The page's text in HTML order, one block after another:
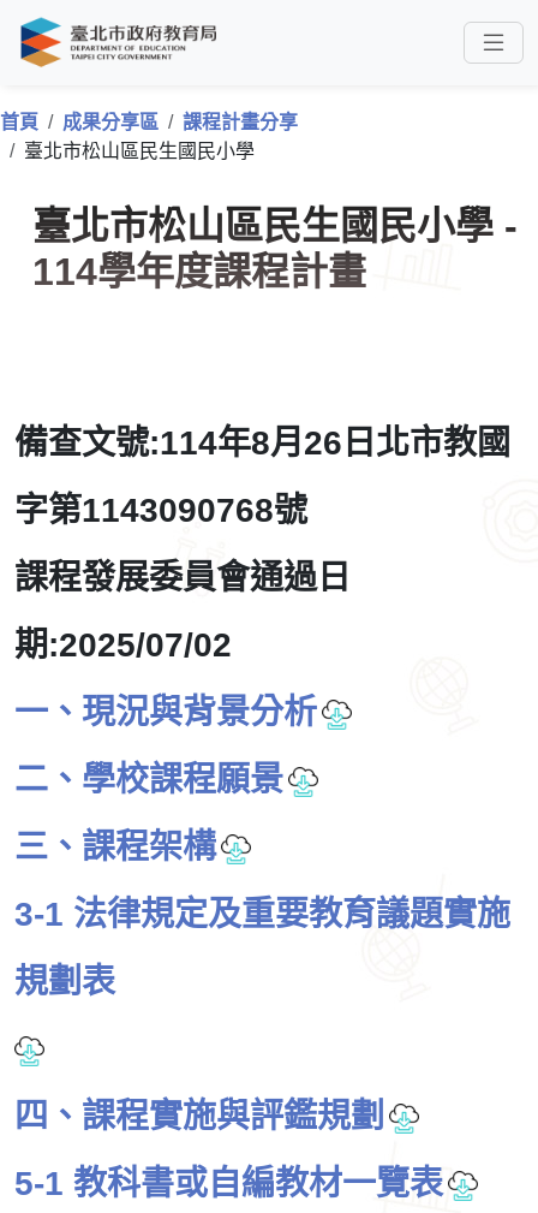
首頁 成果分享區
課程計畫分享
臺北市松山區民生國民小學
臺北市松山區民生國民小學 -
114學年度課程計畫
備查文號:114年8月26日北市教國
字第1143090768號
課程發展委員會通過日
期:2025/07/02
一、現況與背景分析
二、學校課程願景
三、課程架構
3-1 法律規定及重要教育議題實施
規劃表
四、課程實施與評鑑規劃
5-1 教科書或自編教材一覽表